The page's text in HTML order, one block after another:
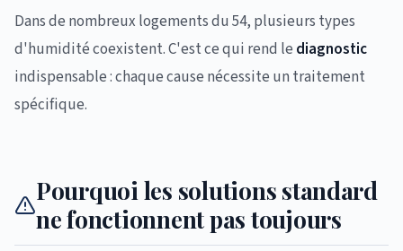
Dans de nombreux logements du 54, plusieurs types
d'humidité coexistent. C'est ce qui rend le diagnostic
indispensable : chaque cause nécessite un traitement
spécifique.
Pourquoi les solutions standard
ne fonctionnent pas toujours